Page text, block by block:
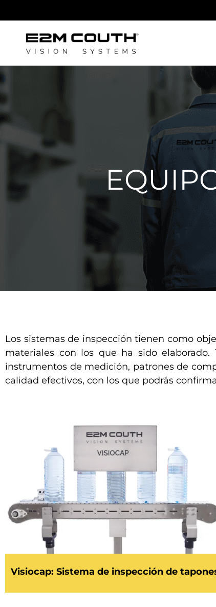
Los sistemas de inspección tienen como
materiales con los que ha sido
instrumentos de medición, patrones de
calidad efectivos, con los que podrás
Visiocap: Sistema de inspección de